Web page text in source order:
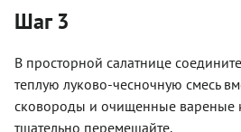
Шаг 3
В просторной салатнице
теплую луково-чесночную смесь
сковороды и очищенные вареные
тщательно перемешайте.